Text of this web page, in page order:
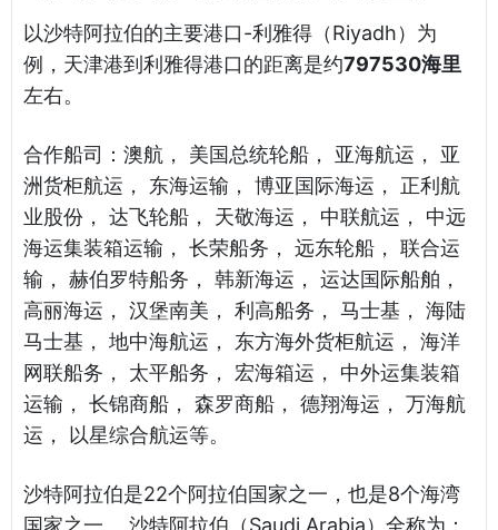
以沙特阿拉伯的主要港口-利雅得（Riyadh）为
例，天津港到利雅得港口的距离是约797530海里
左右。
合作船司：澳航， 美国总统轮船， 亚海航运， 亚
洲货柜航运， 东海运输， 博亚国际海运， 正利航
业股份， 达飞轮船， 天敬海运， 中联航运， 中远
海运集装箱运输， 长荣船务， 远东轮船， 联合运
输， 赫伯罗特船务， 韩新海运， 运达国际船舶，
高丽海运， 汉堡南美， 利高船务， 马士基， 海陆
马士基， 地中海航运， 东方海外货柜航运， 海洋
网联船务， 太平船务， 宏海箱运， 中外运集装箱
运输， 长锦商船， 森罗商船， 德翔海运， 万海航
运， 以星综合航运等。
沙特阿拉伯是22个阿拉伯国家之一，也是8个海湾